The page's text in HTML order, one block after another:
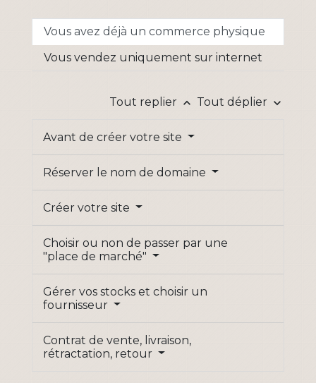
Vous avez déjà un commerce physique
Vous vendez uniquement sur internet
Tout replier keyboard_arrow_up Tout déplier keyboard_arrow_down
Avant de créer votre site
Réserver le nom de domaine
Créer votre site
Choisir ou non de passer par une
"place de marché"
Gérer vos stocks et choisir un
fournisseur
Contrat de vente, livraison,
rétractation, retour